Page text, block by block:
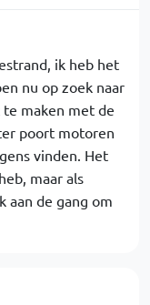
ik heb het
nu op zoek naar
maken met de
poort motoren
vinden. Het
maar als
aan de gang om